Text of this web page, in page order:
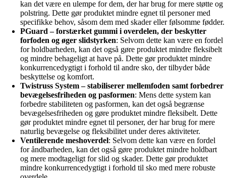
kan det være en ulempe for dem, der har brug for mere støtte og
polstring. Dette gør produktet mindre egnet til personer med
specifikke behov, såsom dem med skader eller følsomme fødder.
PGuard – forstærket gummi i overdelen, der beskytter
forfoden og øger slidstyrken: Selvom dette kan være en fordel
for holdbarheden, kan det også gøre produktet mindre fleksibelt
og mindre behageligt at have på. Dette gør produktet mindre
konkurrencedygtigt i forhold til andre sko, der tilbyder både
beskyttelse og komfort.
Twistruss System – stabiliserer mellemfoden samt forbedrer
bevægelsesfriheden og pasformen: Mens dette system kan
forbedre stabiliteten og pasformen, kan det også begrænse
bevægelsesfriheden og gøre produktet mindre fleksibelt. Dette
gør produktet mindre egnet til personer, der har brug for mere
naturlig bevægelse og fleksibilitet under deres aktiviteter.
Ventilerende meshoverdel: Selvom dette kan være en fordel
for åndbarheden, kan det også gøre produktet mindre holdbart
og mere modtageligt for slid og skader. Dette gør produktet
mindre konkurrencedygtigt i forhold til sko med mere robuste